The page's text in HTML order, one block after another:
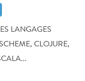
LANGAGES
CLOJURE,